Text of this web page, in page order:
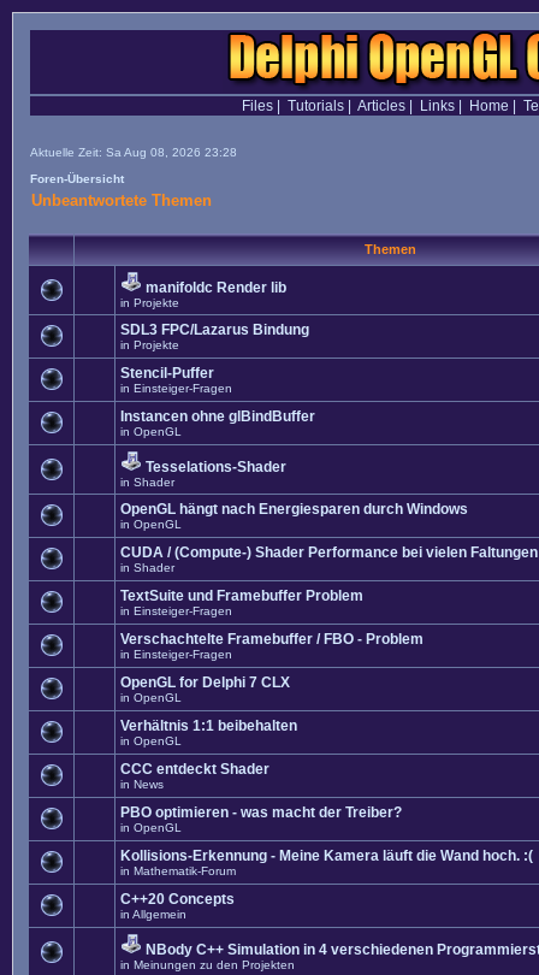
Files| Tutorials| Articles| Links| Home
Aktuelle Zeit: Sa Aug 08, 2026 23:28
Foren-Übersicht
Unbeantwortete Themen
Themen
manifoldc Render lib
in Projekte
SDL3 FPC/Lazarus Bindung
in Projekte
Stencil-Puffer
in Einsteiger-Fragen
Instancen ohne glBindBuffer
in OpenGL
Tesselations-Shader
in Shader
OpenGL hängt nach Energiesparen durch Windows
in OpenGL
CUDA / (Compute-) Shader Performance bei vielen Faltungen
in Shader
TextSuite und Framebuffer Problem
in Einsteiger-Fragen
Verschachtelte Framebuffer / FBO - Problem
in Einsteiger-Fragen
OpenGL for Delphi 7 CLX
in OpenGL
Verhältnis 1:1 beibehalten
in OpenGL
CCC entdeckt Shader
in News
PBO optimieren - was macht der Treiber?
in OpenGL
Kollisions-Erkennung - Meine Kamera läuft die Wand hoch. :(
in Mathematik-Forum
C++20 Concepts
in Allgemein
NBody C++ Simulation in 4 verschiedenen
in Meinungen zu den Projekten